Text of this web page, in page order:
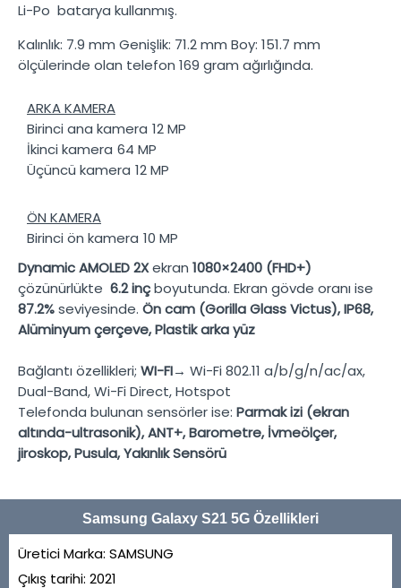
Li-Po batarya kullanmış.
Kalınlık: 7.9 mm Genişlik: 71.2 mm Boy: 151.7 mm
ölçülerinde olan telefon 169 gram ağırlığında.
ARKA KAMERA
Birinci ana kamera 12 MP
İkinci kamera 64 MP
Üçüncü kamera 12 MP
ÖN KAMERA
Birinci ön kamera 10 MP
Dynamic AMOLED 2Xekran 1080×2400 (FHD+)
çözünürlükte 6.2 inçboyutunda. Ekran gövde oranı ise
87.2%seviyesinde. Ön cam (Gorilla Glass Victus), IP68,
Alüminyum çerçeve, Plastik arka yüz
Bağlantı özellikleri; WI-FI→ Wi-Fi 802.11 a/b/g/n/ac/ax,
Dual-Band, Wi-Fi Direct, Hotspot
Telefonda bulunan sensörler ise: Parmak izi (ekran
altında-ultrasonik), ANT+, Barometre, İvmeölçer,
jiroskop, Pusula, Yakınlık Sensörü
Samsung Galaxy S21 5G Özellikleri
Üretici Marka: SAMSUNG
Çıkış tarihi: 2021